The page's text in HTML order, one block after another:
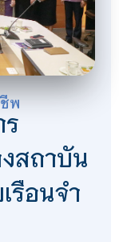
พ
สถาบัน
รือนจำ